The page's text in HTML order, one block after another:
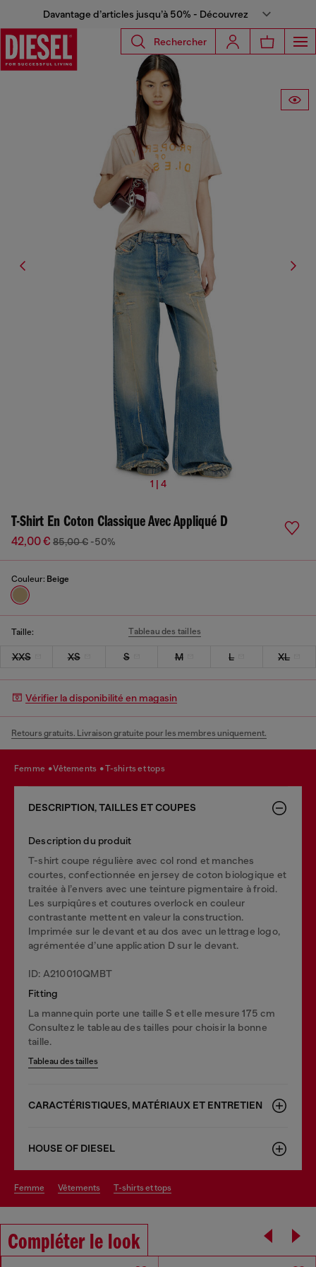
Davantage d’articles jusqu’à 50% - Découvrez
Rechercher
1 | 4
T-Shirt En Coton Classique Avec Appliqué D
42,00 € 85,00 € -50%
Couleur: Beige
Taille: Tableau des tailles
XXS XS S M L XL
Vérifier la disponibilité en magasin
Retours gratuits. Livraison gratuite pour les membres uniquement.
femme vêtements t-shirts et tops
DESCRIPTION, TAILLES ET COUPES
Description du produit
T-shirt coupe régulière avec col rond et manches
courtes, confectionnée en jersey de coton biologique et
traitée à l’envers avec une teinture pigmentaire à froid.
Les surpiqûres et coutures overlock en couleur
contrastante mettent en valeur la construction.
Imprimée sur le devant et au dos avec un lettrage logo,
agrémentée d’une application D sur le devant.
ID: A210010QMBT
Fitting
La mannequin porte une taille S et elle mesure 175 cm
Consultez le tableau des tailles pour choisir la bonne
taille.
Tableau des tailles
CARACTÉRISTIQUES, MATÉRIAUX ET ENTRETIEN
HOUSE OF DIESEL
femme vêtements t-shirts et tops
Compléter le look